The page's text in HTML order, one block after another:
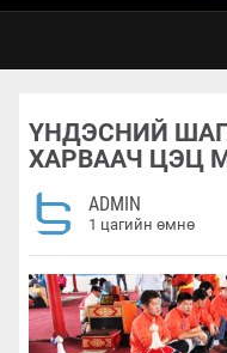
ҮНДЭСНИЙ
ХАРВААЧ ЦЭЦ
ADMIN
1 цагийн өмнө